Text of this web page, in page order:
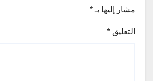
مشار إليها بـ *
التعليق *